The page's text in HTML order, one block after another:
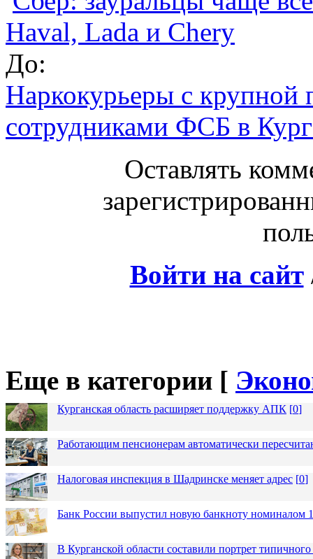
Haval, Lada и Chery
До:
Наркокурьеры с крупной
сотрудниками ФСБ в
Оставлять
Войти на сайт
Еще в категории [
Курганская область расширяет поддержку АПК [0]
Работающим пенсионерам автоматически
Налоговая инспекция в Шадринске меняет адрес [0]
Банк России выпустил новую банкноту номиналом
В Курганской области составили портрет